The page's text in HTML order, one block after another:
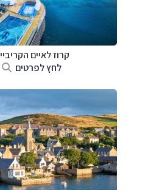
קרוז לאיים
לחץ לפרטים